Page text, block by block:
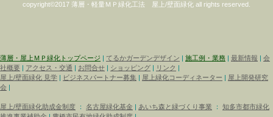
copyright©2017 薄層・軽量ＭＰ緑化工法 屋上/壁面緑化 all rights reserved.
薄層・屋上ＭＰ緑化トップページ | てるかガーデンデザイン | 施工例・業務 | 最新情報 | 会
社概要 | アクセス・交通 | お問合せ | ショッピング | リンク |
屋上/壁面緑化 見学 | ビジネスパートナー募集 | 屋上緑化コーディネーター | 屋上開発研究
会 |
屋上/壁面緑化助成金制度 ： 名古屋緑化基金 | あいち森と緑づくり事業 ： 知多市都市緑化